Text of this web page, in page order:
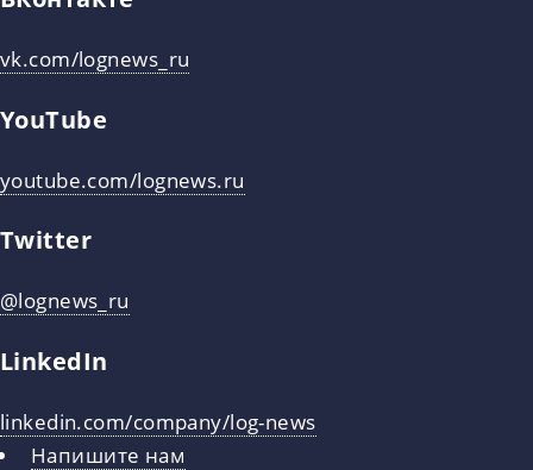
vk.com/lognews_ru
YouTube
youtube.com/lognews.ru
Twitter
@lognews_ru
LinkedIn
linkedin.com/company/log-news
Напишите нам